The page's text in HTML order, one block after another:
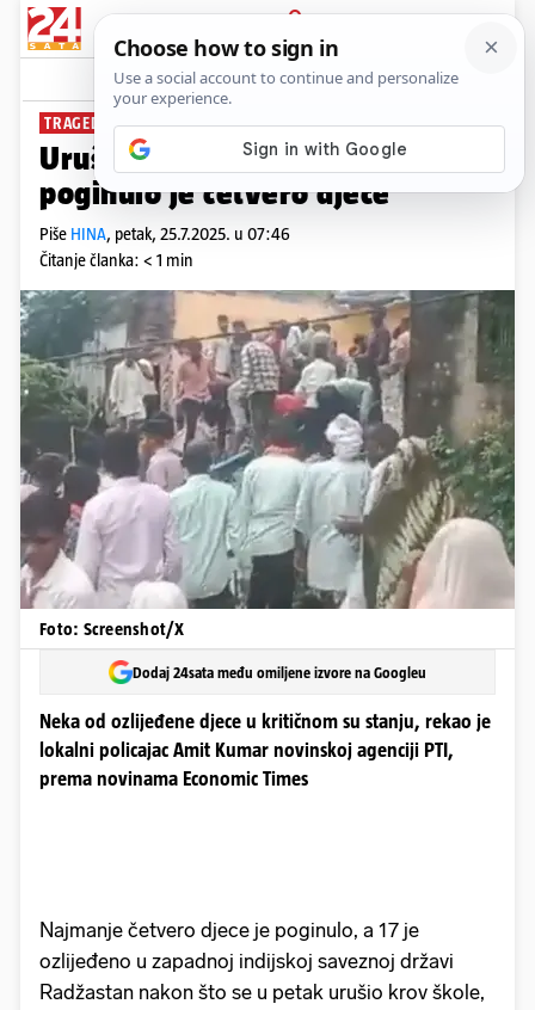
PRIJAVA
News Komentari
TRAGEDIJA
Urušio se krov škole u Indiji,
poginulo je četvero djece
Piše HINA, petak, 25.7.2025. u 07:46
Čitanje članka: < 1 min
Foto: Screenshot/X
Dodaj 24sata među omiljene izvore na Googleu
Neka od ozlijeđene djece u kritičnom su stanju, rekao je
lokalni policajac Amit Kumar novinskoj agenciji PTI,
prema novinama Economic Times
Najmanje četvero djece je poginulo, a 17 je
ozlijeđeno u zapadnoj indijskoj saveznoj državi
Radžastan nakon što se u petak urušio krov škole,